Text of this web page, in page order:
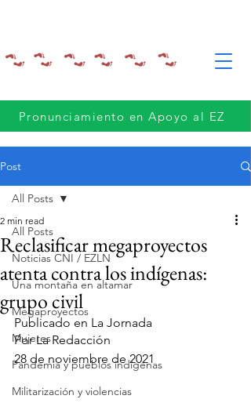
Pronunciamiento en Apoyo al EZ
Post
All Posts
Noticias CNI / EZLN
Una montaña en altamar
Megaproyectos
Mujeres
Pandemia y pueblos indígenas
Militarización y violencias
All Posts
Reclasificar megaproyectos
atenta contra los indígenas:
grupo civil
2 min read
Publicado en La Jornada
Por La Redacción
28 de noviembre de 2021